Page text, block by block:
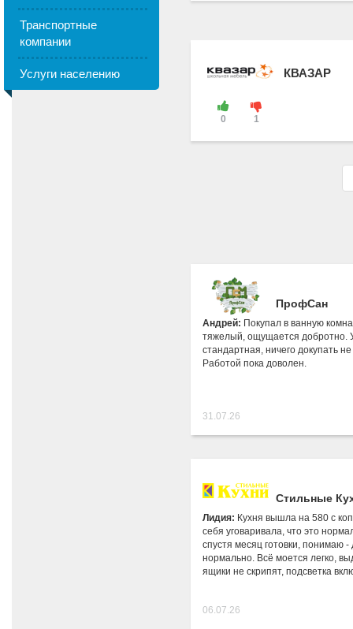
Транспортные
компании
Услуги населению
0 1
КВАЗАР
ПрофСан
Андрей: Покупал в ванную
тяжелый, ощущается добротно.
стандартная, ничего докупать
Работой пока доволен.
31.07.26
Стильные
Лидия: Кухня вышла на 580 с
себя уговаривала, что это
спустя месяц готовки, понимаю -
нормально. Всё моется легко,
ящики не скрипят, подсветка
06.07.26